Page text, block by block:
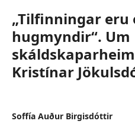
„Tilfinningar
hugmyndir“. Um
Kristínar
Soffía Auður Birgisdóttir